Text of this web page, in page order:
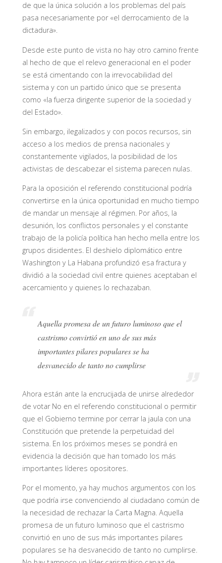
de que la única solución a los problemas del país
pasa necesariamente por «el derrocamiento de la
dictadura».
Desde este punto de vista no hay otro camino frente
al hecho de que el relevo generacional en el poder
se está cimentando con la irrevocabilidad del
sistema y con un partido único que se presenta
como «la fuerza dirigente superior de la sociedad y
del Estado».
Sin embargo, ilegalizados y con pocos recursos, sin
acceso a los medios de prensa nacionales y
constantemente vigilados, la posibilidad de los
activistas de descabezar el sistema parecen nulas.
Para la oposición el referendo constitucional podría
convertirse en la única oportunidad en mucho tiempo
de mandar un mensaje al régimen. Por años, la
desunión, los conflictos personales y el constante
trabajo de la policía política han hecho mella entre los
grupos disidentes. El deshielo diplomático entre
Washington y La Habana profundizó esa fractura y
dividió a la sociedad civil entre quienes aceptaban el
acercamiento y quienes lo rechazaban.
Aquella promesa de un futuro luminoso que el
castrismo convirtió en uno de sus más
importantes pilares populares se ha
desvanecido de tanto no cumplirse
Ahora están ante la encrucijada de unirse alrededor
de votar No en el referendo constitucional o permitir
que el Gobierno termine por cerrar la jaula con una
Constitución que pretende la perpetuidad del
sistema. En los próximos meses se pondrá en
evidencia la decisión que han tomado los más
importantes líderes opositores.
Por el momento, ya hay muchos argumentos con los
que podría irse convenciendo al ciudadano común de
la necesidad de rechazar la Carta Magna. Aquella
promesa de un futuro luminoso que el castrismo
convirtió en uno de sus más importantes pilares
populares se ha desvanecido de tanto no cumplirse.